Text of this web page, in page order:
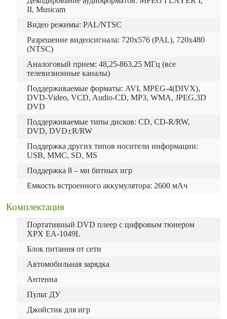
II, Musicam
Видео режимы: PAL/NTSC
Разрешение видеосигнала: 720x576 (PAL), 720x480
(NTSC)
Аналоговый прием: 48,25-863,25 МГц (все
телевизионные каналы)
Поддерживаемые форматы: AVI, MPEG-4(DIVX),
DVD-Video, VCD, Audio-CD, MP3, WMA, JPEG,3D
DVD
Поддерживаемые типы дисков: CD, CD-R/RW,
DVD, DVD±R/RW
Поддержка других типов носители информации:
USB, MMC, SD, MS
Поддержка 8 – ми битных игр
Емкость встроенного аккумулятора: 2600 мАч
Комплектация
Портативный DVD плеер c цифровым тюнером
XPX EA-1049L
Блок питания от сети
Автомобильная зарядка
Антенна
Пульт ДУ
Джойстик для игр